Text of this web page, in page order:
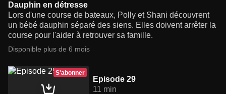
Dauphin en détresse
Lors d'une course de bateaux, Polly et Shani découvrent
un bébé dauphin séparé des siens. Elles doivent arrêter la
course pour l'aider à retrouver sa famille.
Disponible plus de 6 mois
S'abonner
Episode 29
11 min